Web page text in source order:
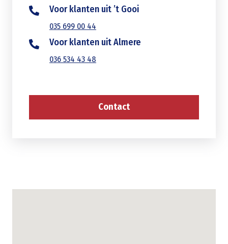
Voor klanten uit ’t Gooi
035 699 00 44
Voor klanten uit Almere
036 534 43 48
Contact